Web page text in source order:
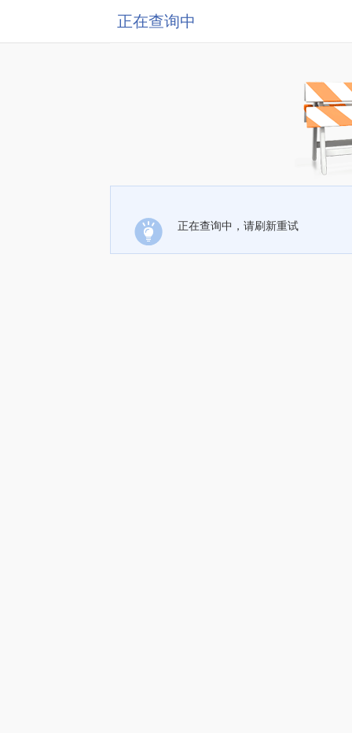
正在查询中
正在查询中，请刷新重试